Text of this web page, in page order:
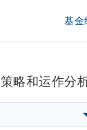
基金
略和运作分